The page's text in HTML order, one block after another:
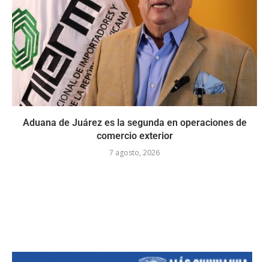
Aduana de Juárez es la segunda en operaciones de
comercio exterior
7 agosto, 2026